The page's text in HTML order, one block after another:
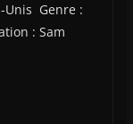
Unis Genre :
: Sam